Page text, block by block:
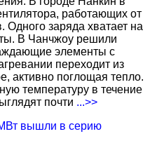
работающих от
Одного заряда хватает на
В Чанчжоу решили
элементы с
переходит из
активно поглощая тепло.
температуру в течение
почти ...>>
вышли в серию